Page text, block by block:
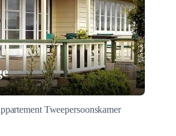
Tweepersoonskamer